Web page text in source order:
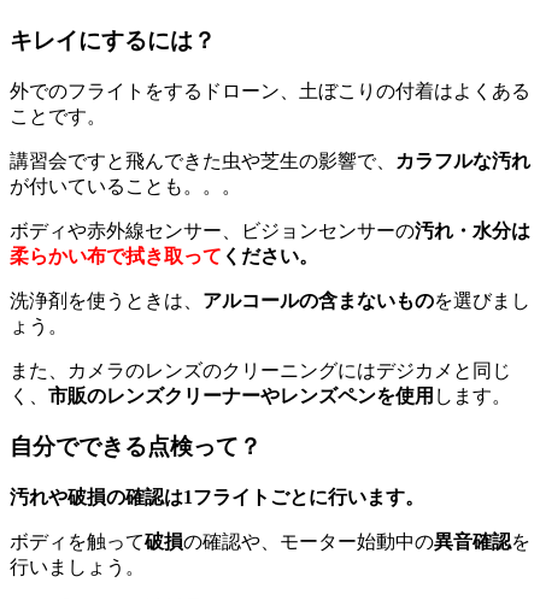
キレイにするには？
外でのフライトをするドローン、土ぼこりの付着はよくある
ことです。
講習会ですと飛んできた虫や芝生の影響で、
カラフルな汚れ
が付いていることも。。。
ボディや赤外線センサー、ビジョンセンサーの汚れ・水分は
柔らかい布で拭き取って ください。
洗浄剤を使うときは、 アルコールの含まないものを選びまし
ょう。
また、カメラのレンズのクリーニングにはデジカメと同じ
く、 市販のレンズクリーナーやレンズペンを使用 します。
自分でできる点検って？
汚れや破損の確認は1フライトごとに行います。
ボディを触って破損の確認や、モーター始動中の異音確認を
行いましょう。